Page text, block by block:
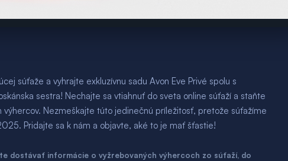
súťaže a vyhrajte exkluzívnu sadu Avon Eve Privé spolu s
sestra! Nechajte sa vtiahnuť do sveta online súťaží a staňte
výhercov. Nezmeškajte túto jedinečnú príležitosť, pretože súťažíme
Pridajte sa k nám a objavte, aké to je mať šťastie!
dostávať informácie o vyžrebovaných výhercoch zo súťaží, do